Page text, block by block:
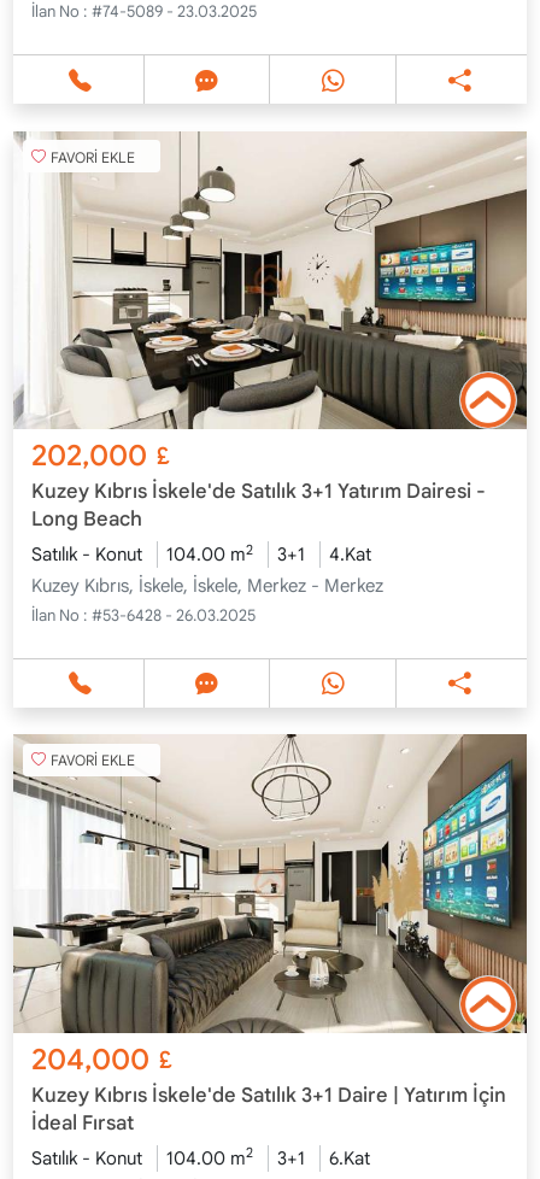
İlan No : #74-5089 - 23.03.2025
FAVORİ EKLE
202,000 £
Kuzey Kıbrıs İskele'de Satılık 3+1 Yatırım Dairesi -
Long Beach
Satılık - Konut 104.00 m2 3+1
4.Kat
Kuzey Kıbrıs, İskele, İskele, Merkez - Merkez
İlan No : #53-6428 - 26.03.2025
FAVORİ EKLE
204,000 £
Kuzey Kıbrıs İskele'de Satılık 3+1 Daire | Yatırım İçin
İdeal Fırsat
Satılık - Konut 104.00 m2 3+1
6.Kat